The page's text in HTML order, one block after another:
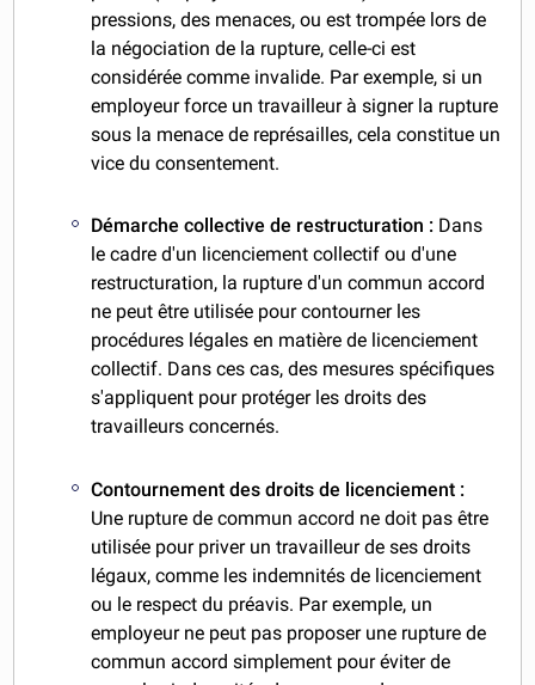
pressions, des menaces, ou est trompée lors de
la négociation de la rupture, celle-ci est
considérée comme invalide. Par exemple, si un
employeur force un travailleur à signer la rupture
sous la menace de représailles, cela constitue un
vice du consentement.
Démarche collective de restructuration : Dans
le cadre d'un licenciement collectif ou d'une
restructuration, la rupture d'un commun accord
ne peut être utilisée pour contourner les
procédures légales en matière de licenciement
collectif. Dans ces cas, des mesures spécifiques
s'appliquent pour protéger les droits des
travailleurs concernés.
Contournement des droits de licenciement :
Une rupture de commun accord ne doit pas être
utilisée pour priver un travailleur de ses droits
légaux, comme les indemnités de licenciement
ou le respect du préavis. Par exemple, un
employeur ne peut pas proposer une rupture de
commun accord simplement pour éviter de